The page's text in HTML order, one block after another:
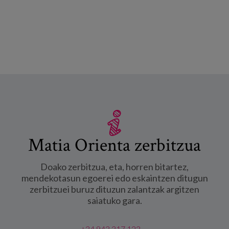
Matia Orienta zerbitzua
Doako zerbitzua, eta, horren bitartez,
mendekotasun egoerei edo eskaintzen ditugun
zerbitzuei buruz dituzun zalantzak argitzen
saiatuko gara.